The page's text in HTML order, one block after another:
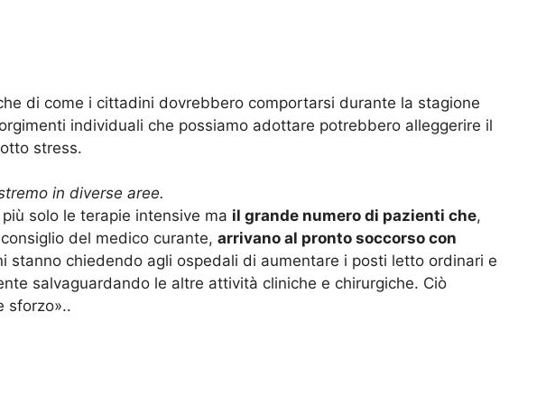
di come i cittadini dovrebbero comportarsi durante la stagione
individuali che possiamo adottare potrebbero alleggerire il
stress.
in diverse aree.
solo le terapie intensive ma il grande numero di pazienti che,
del medico curante, arrivano al pronto soccorso con
stanno chiedendo agli ospedali di aumentare i posti letto ordinari e
salvaguardando le altre attività cliniche e chirurgiche. Ciò
sforzo»..